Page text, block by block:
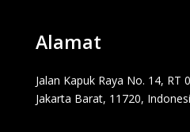
Alamat
Jalan Kapuk Raya No. 14, RT
Jakarta Barat, 11720,